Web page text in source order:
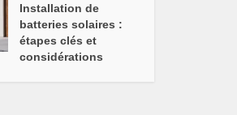
Installation de
batteries solaires :
étapes clés et
considérations